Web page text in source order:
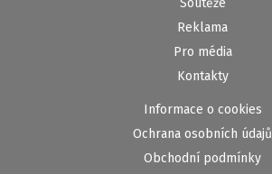
Soutěže
Reklama
Pro média
Kontakty
Informace o cookies
Ochrana osobních údajů
Obchodní podmínky